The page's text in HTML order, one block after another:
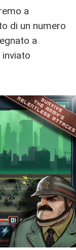
a
di un numero
a
inviato